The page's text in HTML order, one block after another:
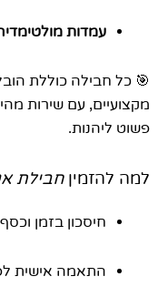
עמדות
🎯 כל חבילה כוללת
מקצועיים, עם שירות
פשוט ליהנות.
למה להזמיןחבילת
חיסכון בזמן
התאמה אישית